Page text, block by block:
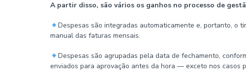
A partir disso, são vários os ganhos no processo de
Despesas são integradas automaticamente e, portanto, o
manual das faturas mensais.
Despesas são agrupadas pela data de fechamento,
enviados para aprovação antes da hora — exceto nos casos